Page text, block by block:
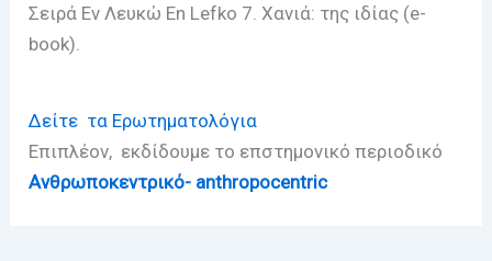
Σειρά Εν Λευκώ En Lefko 7. Χανιά: της ιδίας (e-
book).
Δείτε τα Ερωτηματολόγια
Επιπλέον, εκδίδουμε το επστημονικό περιοδικό
Ανθρωποκεντρικό- anthropocentric